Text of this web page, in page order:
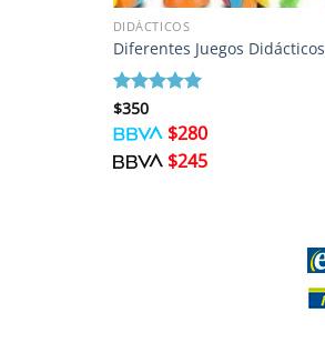
DIDÁCTICOS
Diferentes Juegos Didácticos
Valorado
con 5de 5
$350
$280
$245